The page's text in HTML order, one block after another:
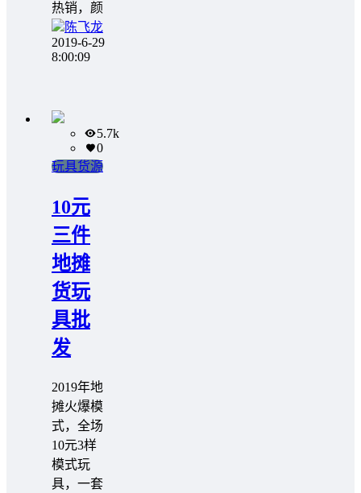
热销，颜
陈飞龙
2019-6-29
8:00:09
5.7k
0
玩具货源
10元
三件
地摊
货玩
具批
发
2019年地
摊火爆模
式，全场
10元3样
模式玩
具，一套